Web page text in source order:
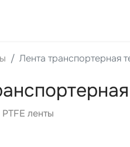
Лента транспортерная
ленты